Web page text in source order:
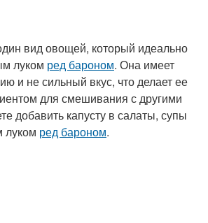
вид овощей, который идеально
луком ред бароном. Она имеет
и не сильный вкус, что делает ее
для смешивания с другими
добавить капусту в салаты, супы
луком ред бароном.